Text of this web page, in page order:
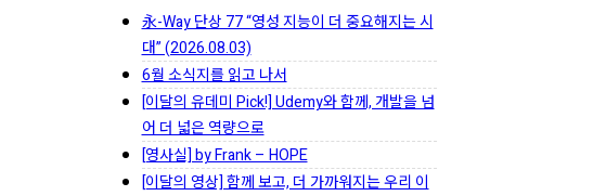
永-Way 단상 77 “영성 지능이 더 중요해지는 시
대” (2026.08.03)
6월 소식지를 읽고 나서
[이달의 유데미 Pick!] Udemy와 함께, 개발을 넘
어 더 넓은 역량으로
[영사실] by Frank – HOPE
[이달의 영상] 함께 보고, 더 가까워지는 우리 이